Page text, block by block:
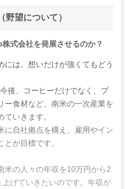
野望について）
式会社を発展させるのか？
には、想いだけが強くてもどう
後、コーヒーだけでなく、プ
ー食材など、南米の一次産業を
いきます。
に自社拠点を構え、雇用やイン
とが目標です。
米の人々の年収を10万円から2
げていきたいのです。年収が